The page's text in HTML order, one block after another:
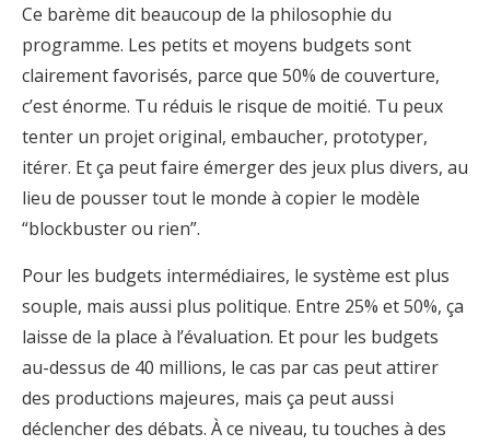
Ce barème dit beaucoup de la philosophie du
programme. Les petits et moyens budgets sont
clairement favorisés, parce que 50% de couverture,
c’est énorme. Tu réduis le risque de moitié. Tu peux
tenter un projet original, embaucher, prototyper,
itérer. Et ça peut faire émerger des jeux plus divers, au
lieu de pousser tout le monde à copier le modèle
“blockbuster ou rien”.
Pour les budgets intermédiaires, le système est plus
souple, mais aussi plus politique. Entre 25% et 50%, ça
laisse de la place à l’évaluation. Et pour les budgets
au-dessus de 40 millions, le cas par cas peut attirer
des productions majeures, mais ça peut aussi
déclencher des débats. À ce niveau, tu touches à des